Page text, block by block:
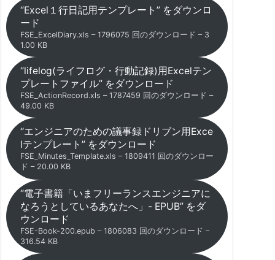
“Excel１行日記用テンプレート” をダウンロ
ード
FSE_ExcelDiary.xls – 1796075 回のダウンロード – 3
1.00 KB
“lifelog(ライフログ・行動記録)用Excelテン
プレートファイル” をダウンロード
FSE_ActionRecord.xls – 1787459 回のダウンロード –
49.00 KB
“エンジニアのための議事録ドリブン用Exce
lテンプレート” をダウンロード
FSE_Minutes_Template.xls – 1809411 回のダウンロー
ド – 20.00 KB
“電子書籍「いまフリーランスエンジニアに
なろうとしているあなたへ」- EPUB” をダ
ウンロード
FSE-Book-200.epub – 1806083 回のダウンロード –
316.54 KB